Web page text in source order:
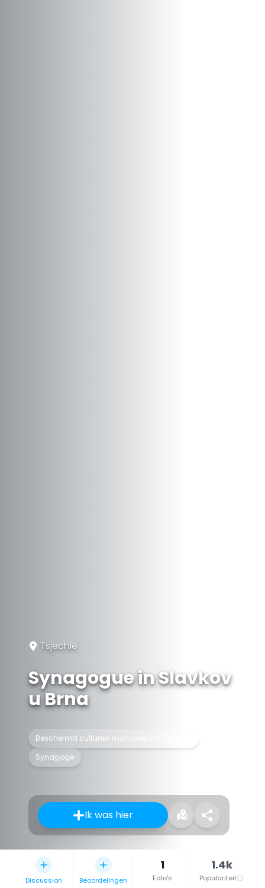
Tsjechië
Synagogue in Slavkov
u Brna
Beschermd cultureel monument in Tsjechië
Synagoge
Ik was hier
Discussion Beoordelingen
1
Foto's
1.4k
Populariteit